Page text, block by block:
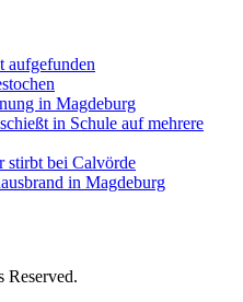
aufgefunden
in Magdeburg
in Schule auf mehrere
stirbt bei Calvörde
in Magdeburg
Reserved.